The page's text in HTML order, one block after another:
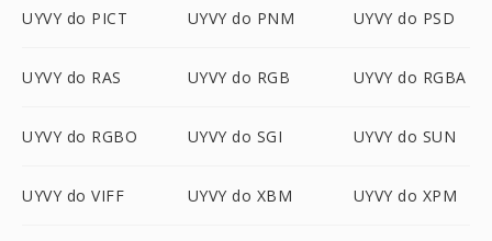
UYVY do PICT UYVY do PNM UYVY do PSD
UYVY do RAS UYVY do RGB UYVY do RGBA
UYVY do RGBO UYVY do SGI UYVY do SUN
UYVY do VIFF UYVY do XBM UYVY do XPM